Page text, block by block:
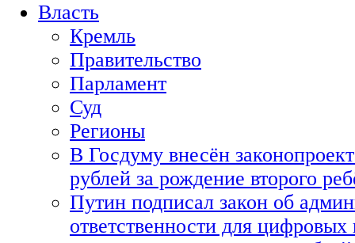
Власть
Кремль
Правительство
Парламент
Суд
Регионы
В Госдуму внесён
рублей за рождение второго
Путин подписал закон об
ответственности для